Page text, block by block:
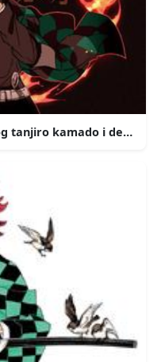
tanjiro kamado i demon